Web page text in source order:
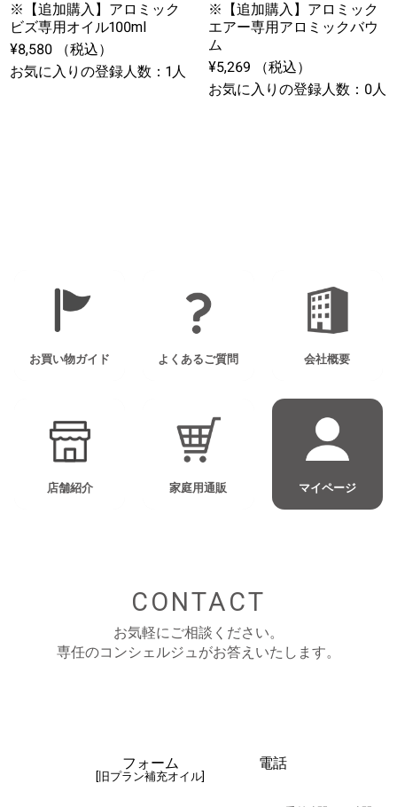
※【追加購入】アロミック
ビズ専用オイル100ml
¥8,580 （税込）
お気に入りの登録人数：1人
※【追加購入】アロミック
エアー専用アロミックバウ
ム
¥5,269 （税込）
お気に入りの登録人数：0人
お買い物ガイド よくあるご質問 会社概要
店舗紹介 家庭用通販 マイページ
CONTACT
お気軽にご相談ください。
専任のコンシェルジュがお答えいたします。
フォーム
[旧プラン補充オイル]
電話